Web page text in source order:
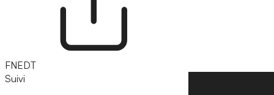
FNEDT
Suivi